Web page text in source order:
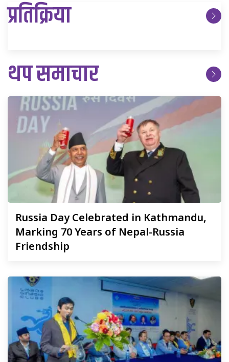
प्रतिक्रिया
थप समाचार
Russia Day Celebrated in Kathmandu,
Marking 70 Years of Nepal-Russia
Friendship